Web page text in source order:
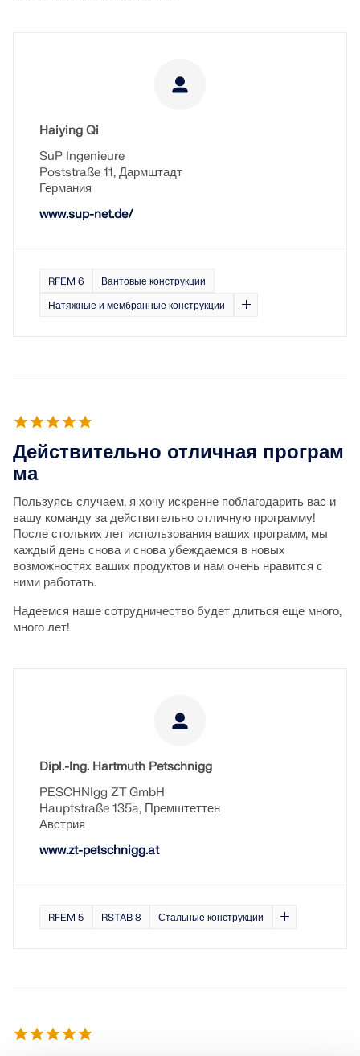
Haiying Qi
SuP Ingenieure
Poststraße 11, Дармштадт
Германия
www.sup-net.de/
RFEM 6
Вантовые конструкции
Натяжные и мембранные конструкции
Действительно отличная програм
ма
Пользуясь случаем, я хочу искренне поблагодарить вас и
вашу команду за действительно отличную программу!
После стольких лет использования ваших программ, мы
каждый день снова и снова убеждаемся в новых
возможностях ваших продуктов и нам очень нравится с
ними работать.
Надеемся наше сотрудничество будет длиться еще много,
много лет!
Dipl.-Ing. Hartmuth Petschnigg
PESCHNIgg ZT GmbH
Hauptstraße 135a, Премштеттен
Австрия
www.zt-petschnigg.at
RFEM 5 RSTAB 8 Стальные конструкции